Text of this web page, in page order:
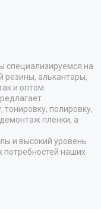
специализируемся на
резины, алькантары,
и оптом.
тонировку, полировку,
пленки, а
и высокий уровень
потребностей наших